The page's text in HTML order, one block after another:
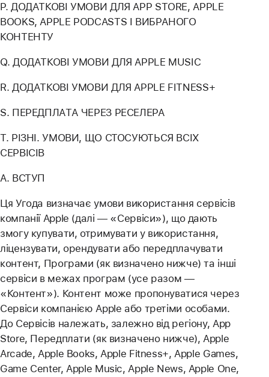
P. ДОДАТКОВІ УМОВИ ДЛЯ APP STORE, APPLE
BOOKS, APPLE PODCASTS І ВИБРАНОГО
КОНТЕНТУ
Q. ДОДАТКОВІ УМОВИ ДЛЯ APPLE MUSIC
R. ДОДАТКОВІ УМОВИ ДЛЯ APPLE FITNESS+
S. ПЕРЕДПЛАТА ЧЕРЕЗ РЕСЕЛЕРА
Т. РІЗНІ. УМОВИ, ЩО СТОСУЮТЬСЯ ВСІХ
СЕРВІСІВ
A. ВСТУП
Ця Угода визначає умови використання сервісів
компанії Apple (далі — «Сервіси»), що дають
змогу купувати, отримувати у використання,
ліцензувати, орендувати або передплачувати
контент, Програми (як визначено нижче) та інші
сервіси в межах програм (усе разом —
«Контент»). Контент може пропонуватися через
Сервіси компанією Apple або третіми особами.
До Сервісів належать, залежно від регіону, App
Store, Передплати (як визначено нижче), Apple
Arcade, Apple Books, Apple Fitness+, Apple Games,
Game Center, Apple Music, Apple News, Apple One,